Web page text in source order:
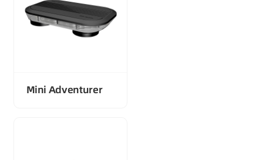
Mini Adventurer